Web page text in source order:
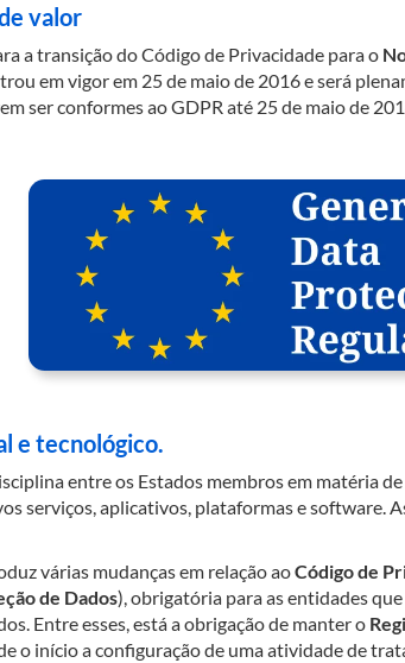
valor
a transição do Código de Privacidade para o
em vigor em 25 de maio de 2016 e será
ser conformes ao GDPR até 25 de maio de
e tecnológico.
entre os Estados membros em matéria
serviços, aplicativos, plataformas e software.
várias mudanças em relação aoCódigo de
de Dados), obrigatória para as entidades
Entre esses, está a obrigação de manter o
o início a configuração de uma atividade de